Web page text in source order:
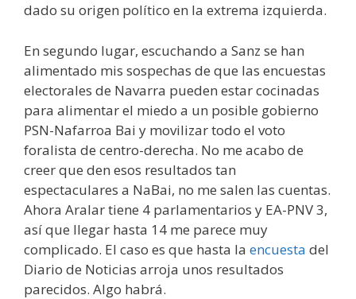
dado su origen político en la extrema izquierda.
En segundo lugar, escuchando a Sanz se han
alimentado mis sospechas de que las encuestas
electorales de Navarra pueden estar cocinadas
para alimentar el miedo a un posible gobierno
PSN-Nafarroa Bai y movilizar todo el voto
foralista de centro-derecha. No me acabo de
creer que den esos resultados tan
espectaculares a NaBai, no me salen las cuentas.
Ahora Aralar tiene 4 parlamentarios y EA-PNV 3,
así que llegar hasta 14 me parece muy
complicado. El caso es que hasta la encuesta del
Diario de Noticias arroja unos resultados
parecidos. Algo habrá.